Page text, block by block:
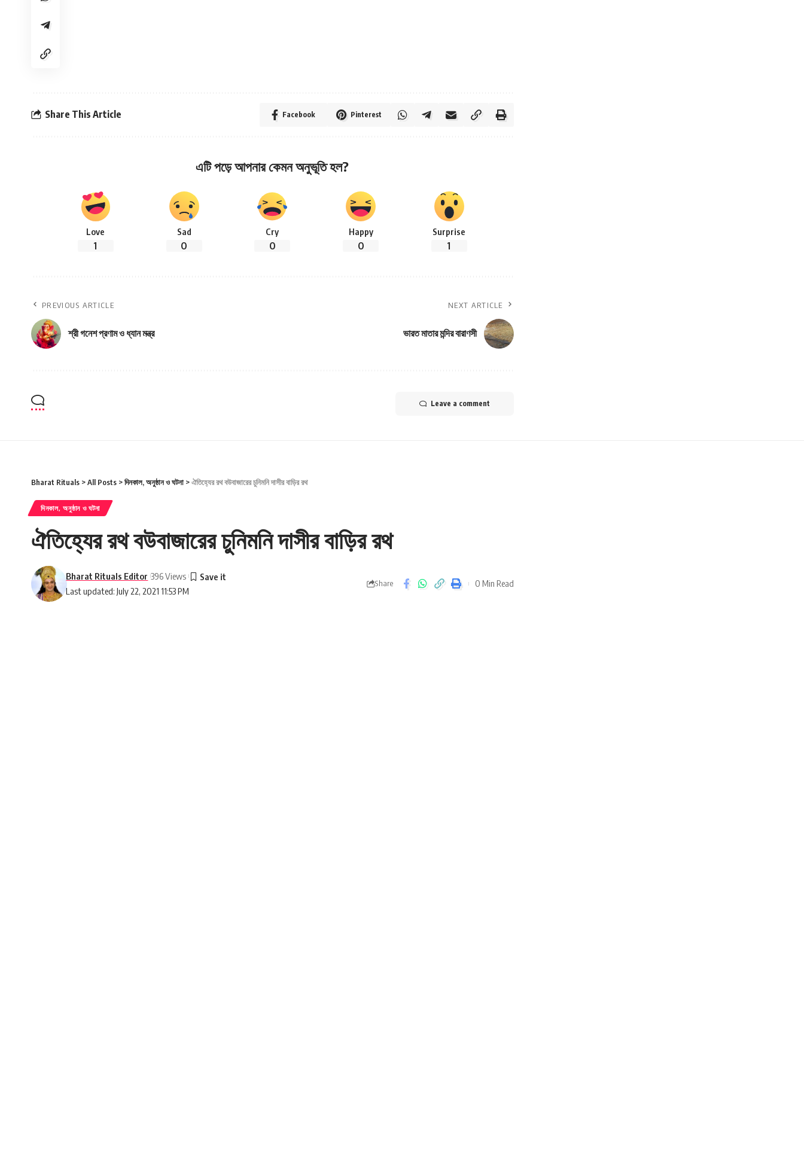
Share This Article Facebook Pinterest
এটি পড়ে আপনার কেমন অনুভূতি হল?
Love
1
Sad
0
Cry
0
Happy
0
Surprise
1
PREVIOUS ARTICLE
শ্রী গনেশ প্রণাম ও ধ্যান মন্ত্র
NEXT ARTICLE
ভারত মাতার মন্দির বারাণসী
Leave a comment
Bharat Rituals >All Posts >দিনকাল, অনুষ্ঠান ও ঘটনা >ঐতিহ্যের রথ বউবাজারের চুনিমনি দাসীর বাড়ির রথ
দিনকাল, অনুষ্ঠান ও ঘটনা
ঐতিহ্যের রথ বউবাজারের চুনিমনি দাসীর বাড়ির রথ
Last updated: July 22, 2021 11:53 PM
Bharat Rituals Editor 396 Views
Share 0 Min Read